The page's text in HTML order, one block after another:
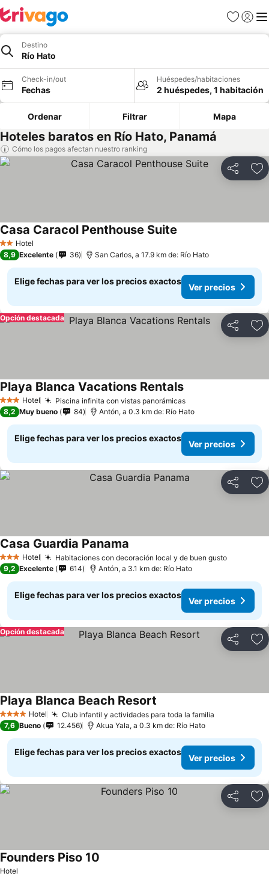
Favoritos
Iniciar
Destino
Río Hato
Check-in/out
Fechas
Huéspedes/habitaciones
2 huéspedes, 1 habitación
Ordenar Filtrar Mapa
Hoteles baratos en Río Hato, Panamá
Cómo los pagos afectan nuestro ranking
Compartir
2 Estrellas
Hotel
Casa Caracol Penthouse Suite
8,9 Excelente 36 San Carlos, a 17.9 km de: Río Hato
Elige fechas para ver los precios exactos
Ver precios
Compartir
Opción destacada
3 Estrellas
Hotel Piscina infinita con vistas panorámicas
Playa Blanca Vacations Rentals
8,2 Muy bueno 84 Antón, a 0.3 km de: Río Hato
Elige fechas para ver los precios exactos
Ver precios
Compartir
3 Estrellas
Hotel Habitaciones con decoración local y de buen gusto
Casa Guardia Panama
9,2 Excelente 614 Antón, a 3.1 km de: Río Hato
Elige fechas para ver los precios exactos
Ver precios
Compartir
Opción destacada
4 EstrellasHotel Club infantil y actividades para toda la familia
Playa Blanca Beach Resort
7,6 Bueno 12.456 Akua Yala, a 0.3 km de: Río Hato
Elige fechas para ver los precios exactos
Ver precios
Compartir
Hotel
Founders Piso 10